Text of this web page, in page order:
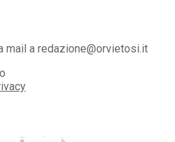
mail a redazione@orvietosi.it